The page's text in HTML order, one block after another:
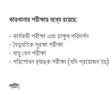
কারখানার পরীক্ষার মধ্যে রয়েছে:
- কার্যকরী পরীক্ষা এবং চাক্ষুষ পরিদর্শন
- বৈদ্যুতিক সুরক্ষা পরীক্ষা
- বায়ু বেগ পরীক্ষা
- পরিশোধন র‌্যাঙ্ক পরীক্ষা (যদি প্রয়োজন হয়)
পাটা: